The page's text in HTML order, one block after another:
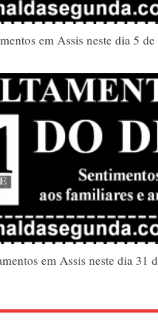
em Assis neste dia 5 de
em Assis neste dia 31